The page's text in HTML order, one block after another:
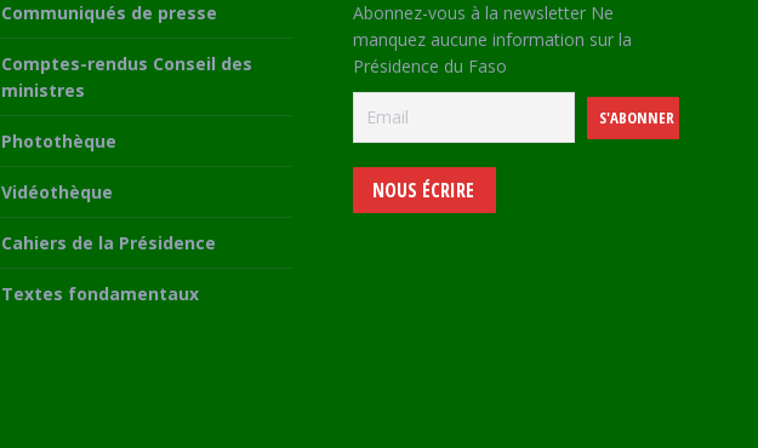
Communiqués de presse
Comptes-rendus Conseil des
ministres
Photothèque
Vidéothèque
Cahiers de la Présidence
Textes fondamentaux
Abonnez-vous à la newsletter Ne
manquez aucune information sur la
Présidence du Faso
NOUS ÉCRIRE